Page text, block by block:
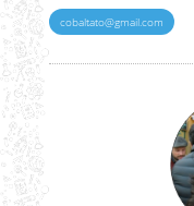
cobaltato@gmail.com